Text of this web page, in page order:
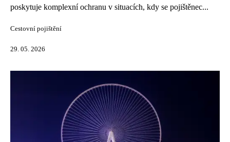
poskytuje komplexní ochranu v situacích, kdy se pojištěnec...
Cestovní pojištění
29. 05. 2026